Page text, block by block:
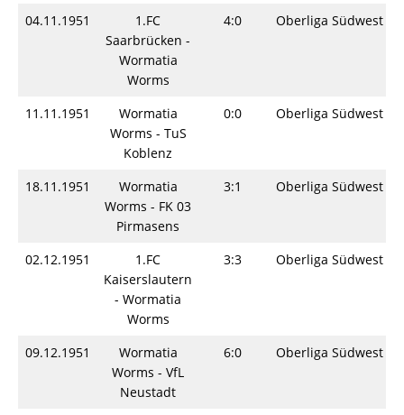
04.11.1951
1.FC
Saarbrücken -
Wormatia
Worms
4:0 Oberliga Südwest
11.11.1951
Wormatia
Worms - TuS
Koblenz
0:0 Oberliga Südwest
18.11.1951
Wormatia
Worms - FK 03
Pirmasens
3:1 Oberliga Südwest
02.12.1951
1.FC
Kaiserslautern
- Wormatia
Worms
3:3 Oberliga Südwest
09.12.1951
Wormatia
Worms - VfL
Neustadt
6:0 Oberliga Südwest